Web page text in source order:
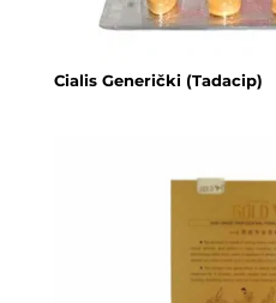
Cialis Generički (Tadacip)